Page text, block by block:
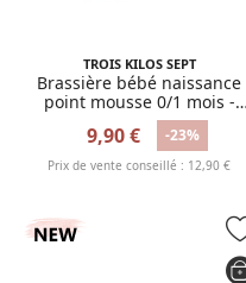
TROIS KILOS SEPT
Brassière bébé naissance
point mousse 0/1 mois -
Sable
9,90 € -23%
Prix de vente conseillé : 12,90 €